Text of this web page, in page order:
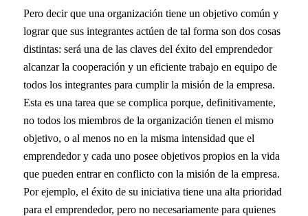
Pero decir que una organización tiene un objetivo común y
lograr que sus integrantes actúen de tal forma son dos cosas
distintas: será una de las claves del éxito del emprendedor
alcanzar la cooperación y un eficiente trabajo en equipo de
todos los integrantes para cumplir la misión de la empresa.
Esta es una tarea que se complica porque, definitivamente,
no todos los miembros de la organización tienen el mismo
objetivo, o al menos no en la misma intensidad que el
emprendedor y cada uno posee objetivos propios en la vida
que pueden entrar en conflicto con la misión de la empresa.
Por ejemplo, el éxito de su iniciativa tiene una alta prioridad
para el emprendedor, pero no necesariamente para quienes